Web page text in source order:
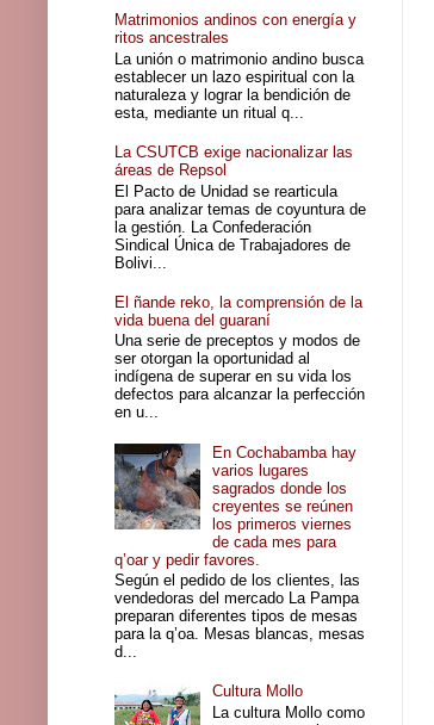
Matrimonios andinos con energía y
ritos ancestrales
La unión o matrimonio andino busca
establecer un lazo espiritual con la
naturaleza y lograr la bendición de
esta, mediante un ritual q...
La CSUTCB exige nacionalizar las
áreas de Repsol
El Pacto de Unidad se rearticula
para analizar temas de coyuntura de
la gestión. La Confederación
Sindical Única de Trabajadores de
Bolivi...
El ñande reko, la comprensión de la
vida buena del guaraní
Una serie de preceptos y modos de
ser otorgan la oportunidad al
indígena de superar en su vida los
defectos para alcanzar la perfección
en u...
En Cochabamba hay
varios lugares
sagrados donde los
creyentes se reúnen
los primeros viernes
de cada mes para
q’oar y pedir favores.
Según el pedido de los clientes, las
vendedoras del mercado La Pampa
preparan diferentes tipos de mesas
para la q’oa. Mesas blancas, mesas
d...
Cultura Mollo
La cultura Mollo como